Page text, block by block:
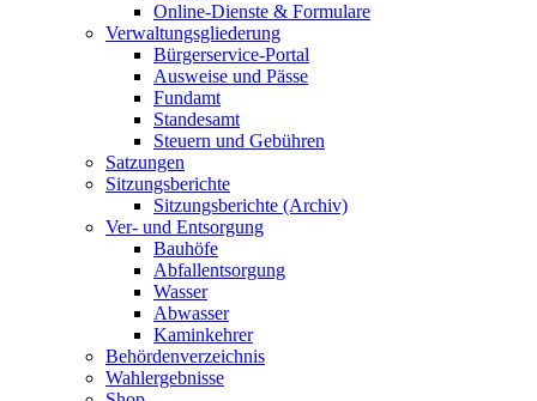
Online-Dienste & Formulare
Verwaltungsgliederung
Bürgerservice-Portal
Ausweise und Pässe
Fundamt
Standesamt
Steuern und Gebühren
Satzungen
Sitzungsberichte
Sitzungsberichte (Archiv)
Ver- und Entsorgung
Bauhöfe
Abfallentsorgung
Wasser
Abwasser
Kaminkehrer
Behördenverzeichnis
Wahlergebnisse